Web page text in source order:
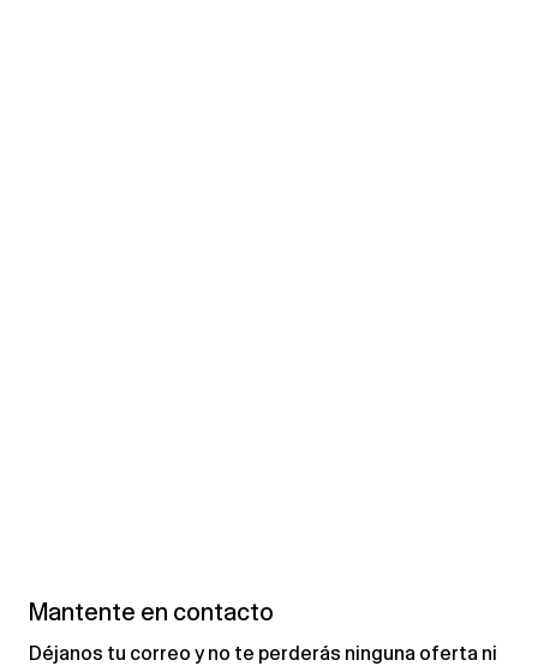
Mantente en contacto
Déjanos tu correo y no te perderás ninguna oferta ni